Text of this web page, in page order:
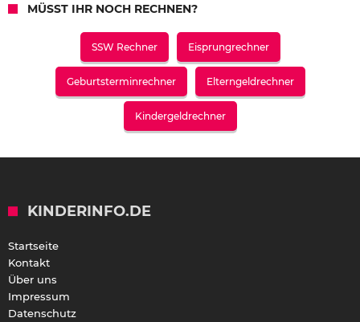
MÜSST IHR NOCH RECHNEN?
SSW Rechner Eisprungrechner
Geburtsterminrechner Elterngeldrechner
Kindergeldrechner
KINDERINFO.DE
Startseite
Kontakt
Über uns
Impressum
Datenschutz